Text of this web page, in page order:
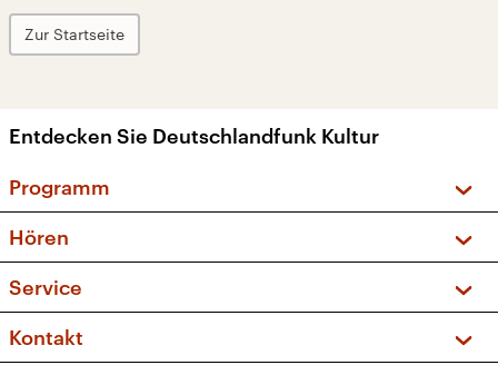
Zur Startseite
Entdecken Sie Deutschlandfunk Kultur
Programm
Sendungen und Podcasts
Musikliste
Kakadu – Das Kinderprogramm
Hören
Frequenzen (UKW + DAB+)
Service
FAQ
Kontakt